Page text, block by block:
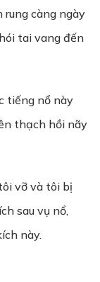
càng ngày
tai vang đến
tiếng nổ này
thạch hồi nãy
vỡ và tôi bị
sau vụ nổ,
này.